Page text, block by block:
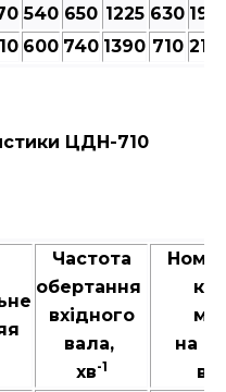
540 650 1225 630
600 740 1390 710
ЦДН-710
Частота
обертання
вхідного
вала,
хв-1
на